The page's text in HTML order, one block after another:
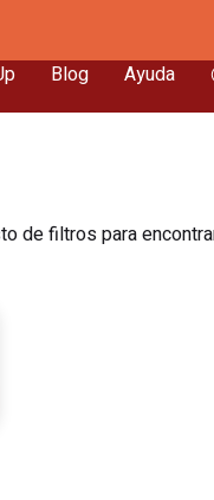
Blog Ayuda
de filtros para